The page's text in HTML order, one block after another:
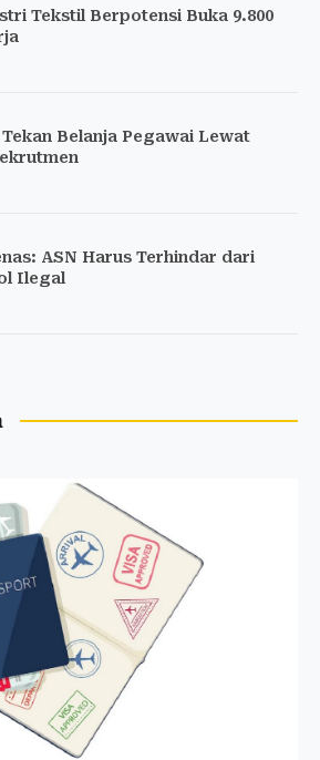
Tekstil Berpotensi Buka 9.800
Belanja Pegawai Lewat
ASN Harus Terhindar dari
Ilegal